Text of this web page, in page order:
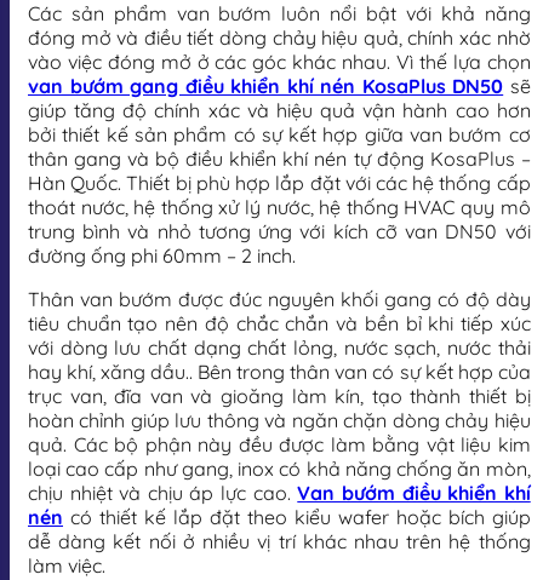
Các sản phẩm van bướm luôn nổi bật với khả năng
đóng mở và điều tiết dòng chảy hiệu quả, chính xác nhờ
vào việc đóng mở ở các góc khác nhau. Vì thế lựa chọn
van bướm gang điều khiển khí nén KosaPlus DN50 sẽ
giúp tăng độ chính xác và hiệu quả vận hành cao hơn
bởi thiết kế sản phẩm có sự kết hợp giữa van bướm cơ
thân gang và bộ điều khiển khí nén tự động KosaPlus –
Hàn Quốc. Thiết bị phù hợp lắp đặt với các hệ thống cấp
thoát nước, hệ thống xử lý nước, hệ thống HVAC quy mô
trung bình và nhỏ tương ứng với kích cỡ van DN50 với
đường ống phi 60mm – 2 inch.
Thân van bướm được đúc nguyên khối gang có độ dày
tiêu chuẩn tạo nên độ chắc chắn và bền bỉ khi tiếp xúc
với dòng lưu chất dạng chất lỏng, nước sạch, nước thải
hay khí, xăng dầu.. Bên trong thân van có sự kết hợp của
trục van, đĩa van và gioăng làm kín, tạo thành thiết bị
hoàn chỉnh giúp lưu thông và ngăn chặn dòng chảy hiệu
quả. Các bộ phận này đều được làm bằng vật liệu kim
loại cao cấp như gang, inox có khả năng chống ăn mòn,
chịu nhiệt và chịu áp lực cao.Van bướm điều khiển khí
nén có thiết kế lắp đặt theo kiểu wafer hoặc bích giúp
dễ dàng kết nối ở nhiều vị trí khác nhau trên hệ thống
làm việc.